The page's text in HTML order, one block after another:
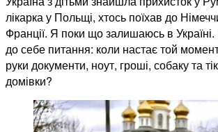
лікарка у Польщі, хтось поїхав до
Франції. Я поки що залишаюсь в Україні.
до себе питання: коли настає той
руки документи, ноут, гроші, собаку та
домівки?